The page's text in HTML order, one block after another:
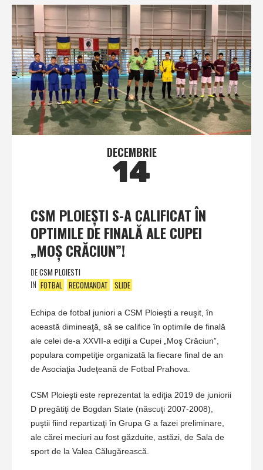
DECEMBRIE
14
CSM PLOIEŞTI S-A CALIFICAT ÎN
OPTIMILE DE FINALĂ ALE CUPEI
„MOŞ CRĂCIUN”!
DECSM PLOIESTI
IN FOTBAL RECOMANDAT SLIDE
Echipa de fotbal juniori a CSM Ploieşti a reuşit, în
această dimineaţă, să se califice în optimile de finală
ale celei de-a XXVII-a ediţii a Cupei „Moş Crăciun”,
populara competiţie organizată la fiecare final de an
de Asociaţia Judeţeană de Fotbal Prahova.
CSM Ploieşti este reprezentat la ediţia 2019 de juniorii
D pregătiţi de Bogdan State (născuţi 2007-2008),
puştii fiind repartizaţi în Grupa G a fazei preliminare,
ale cărei meciuri au fost găzduite, astăzi, de Sala de
sport de la Valea Călugărească.